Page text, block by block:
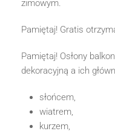
zimowym.
Pamiętaj! Gratis
Pamiętaj! Osłony
dekoracyjną a ich
słońcem,
wiatrem,
kurzem,